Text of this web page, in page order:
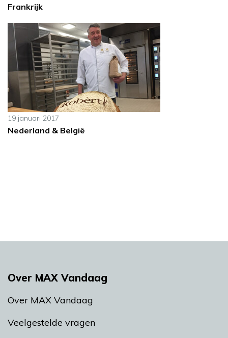
Frankrijk
19 januari 2017
Nederland & België
Over MAX Vandaag
Over MAX Vandaag
Veelgestelde vragen